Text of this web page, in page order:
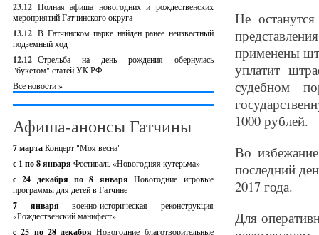
23.12 Полная афиша новогодних и рождественских
мероприятий Гатчинского округа
13.12 В Гатчинском парке найден ранее неизвестный
подземный ход
12.12 Стрельба на день рождения обернулась
"букетом" статей УК РФ
Все новости »
Афиша-анонсы Гатчины
7 мартаКонцерт "Моя весна"
с 1 по 8 января Фестиваль «Новогодняя кутерьма»
с 24 декабря по 8 январяНовогодние игровые
программы для детей в Гатчине
7 январявоенно-историческая реконструкция
«Рождественский манифест»
c 25 по 28 декабряНовогодние благотворительные
Не
применены
уплатит
судебном
1000 рублей.
Во
последний
2017 года.
Для